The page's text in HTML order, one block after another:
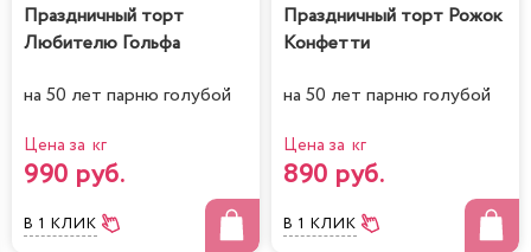
Праздничный торт
Любителю Гольфа
на 50 лет парню голубой
Цена за кг
990 руб.
В 1 КЛИК
Праздничный торт Рожок
Конфетти
на 50 лет парню голубой
Цена за кг
890 руб.
В 1 КЛИК